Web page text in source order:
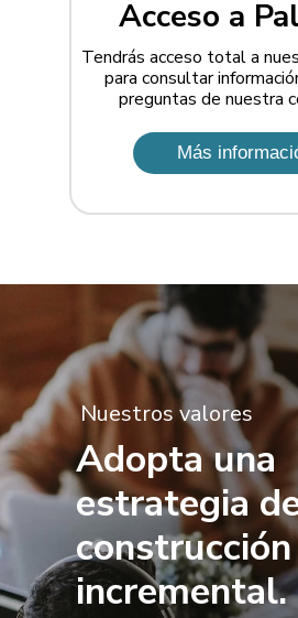
Más
Tendrás acceso total a
para consultar
preguntas de nuestra
Acceso a
Adopta una
estrategia
construcción
incremental.
Nuestros valores